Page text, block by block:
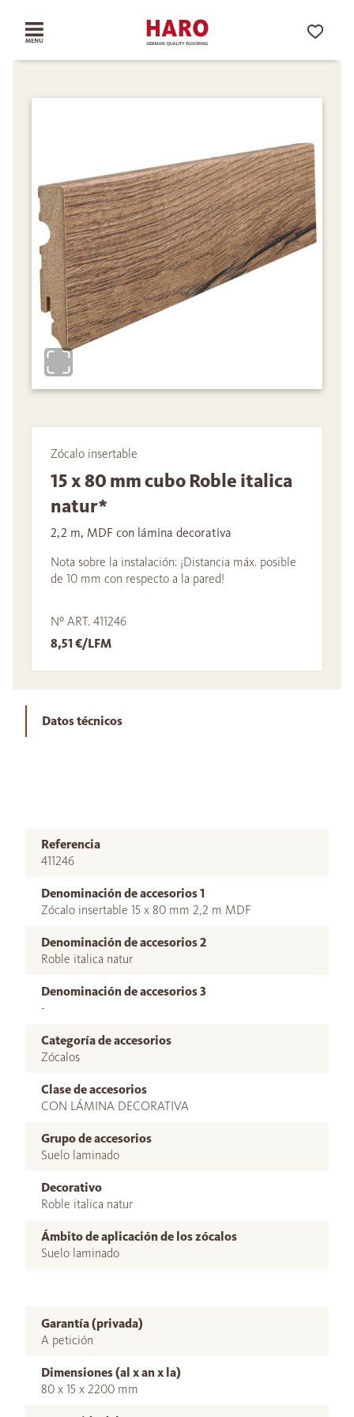
Zócalo insertable
15 x 80 mm cubo Roble italica
natur*
2,2 m, MDF con lámina decorativa
Nota sobre la instalación: ¡Distancia máx. posible
de 10 mm con respecto a la pared!
Nº ART. 411246
8,51 €/LFM
Datos técnicos
Referencia
411246
Denominación de accesorios 1
Zócalo insertable 15 x 80 mm 2,2 m MDF
Denominación de accesorios 2
Roble italica natur
Denominación de accesorios 3
-
Categoría de accesorios
Zócalos
Clase de accesorios
CON LÁMINA DECORATIVA
Grupo de accesorios
Suelo laminado
Decorativo
Roble italica natur
Ámbito de aplicación de los zócalos
Suelo laminado
Garantía (privada)
A petición
Dimensiones (al x an x la)
80 x 15 x 2200 mm